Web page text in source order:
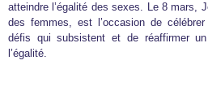
atteindre l’égalité des sexes. Le 8 mars,
des femmes, est l’occasion de
défis qui subsistent et de réaffirmer
l’égalité.